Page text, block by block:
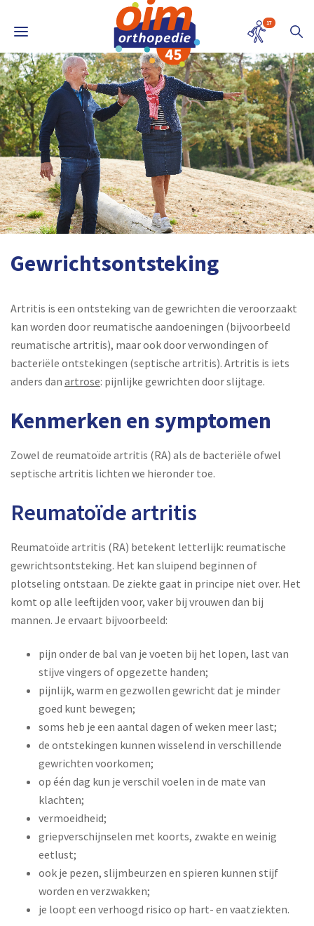
17
Gewrichtsontsteking
Artritis is een ontsteking van de gewrichten die veroorzaakt
kan worden door reumatische aandoeningen (bijvoorbeeld
reumatische artritis), maar ook door verwondingen of
bacteriële ontstekingen (septische artritis). Artritis is iets
anders dan artrose: pijnlijke gewrichten door slijtage.
Kenmerken en symptomen
Zowel de reumatoïde artritis (RA) als de bacteriële ofwel
septische artritis lichten we hieronder toe.
Reumatoïde artritis
Reumatoïde artritis (RA) betekent letterlijk: reumatische
gewrichtsontsteking. Het kan sluipend beginnen of
plotseling ontstaan. De ziekte gaat in principe niet over. Het
komt op alle leeftijden voor, vaker bij vrouwen dan bij
mannen. Je ervaart bijvoorbeeld:
pijn onder de bal van je voeten bij het lopen, last van
stijve vingers of opgezette handen;
pijnlijk, warm en gezwollen gewricht dat je minder
goed kunt bewegen;
soms heb je een aantal dagen of weken meer last;
de ontstekingen kunnen wisselend in verschillende
gewrichten voorkomen;
op één dag kun je verschil voelen in de mate van
klachten;
vermoeidheid;
griepverschijnselen met koorts, zwakte en weinig
eetlust;
ook je pezen, slijmbeurzen en spieren kunnen stijf
worden en verzwakken;
je loopt een verhoogd risico op hart- en vaatziekten.